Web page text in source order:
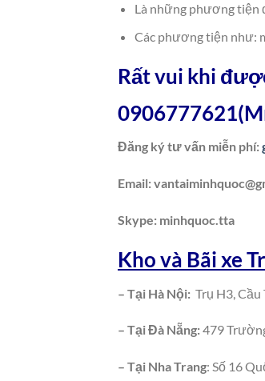
Là những phương tiện
Các phương tiện như:
Rất vui khi
0906777621
Đăng ký tư vấn miễn phí:
Email:
Skype: minhquoc.tta
Kho và Bãi xe
– Tại Hà Nội: Trụ H3,
– Tại Đà Nẵng:479
– Tại Nha Trang: Số 16